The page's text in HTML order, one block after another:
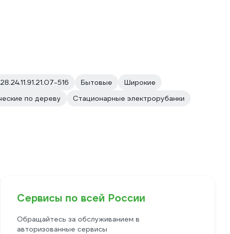
516 Бытовые
Широкие
по дереву Стационарные электрорубанки
Сервисы по всей России
Обращайтесь за обслуживанием в
авторизованные сервисы